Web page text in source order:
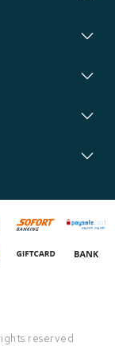
reserved